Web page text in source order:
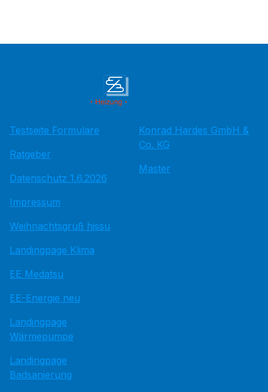
Testseite Formulare
Ratgeber
Datenschutz 1.6.2026
Impressum
Weihnachtsgruß hissu
Landingpage Klima
EE Medatsu
EE-Energie neu
Landingpage
Wärmepumpe
Landingpage
Badsanierung
Konrad Hardes GmbH &
Co. KG
Master